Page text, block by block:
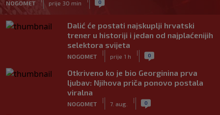
NOGOMET prije 30 min 0
Dalić će postati najskuplji hrvatski
trener u historiji i jedan od najplaćenijih
selektora svijeta
NOGOMET
|
prije 1 h
| 0
Otkriveno ko je bio Georginina prva
ljubav: Njihova priča ponovo postala
viralna
NOGOMET
|
7. aug.
| 0